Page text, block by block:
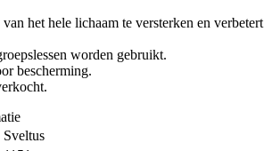
het hele lichaam te versterken en verbetert
worden gebruikt.
bescherming.
Sveltus